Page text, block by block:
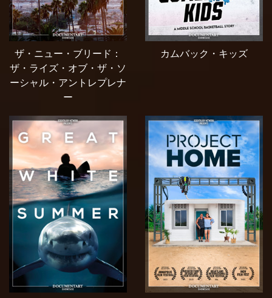
ザ・ニュー・ブリード：
ザ・ライズ・オブ・ザ・ソ
ーシャル・アントレプレナ
ー
カムバック・キッズ